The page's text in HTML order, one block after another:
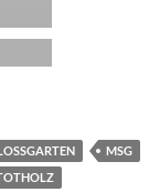
MSG